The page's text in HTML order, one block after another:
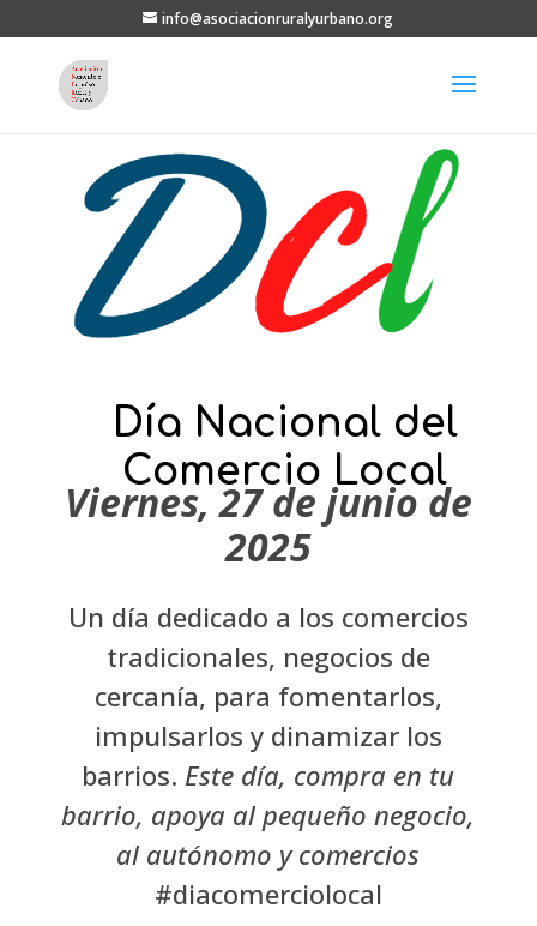
info@asociacionruralyurbano.org
Día Nacional del
Comercio Local
Viernes, 27 de junio de
2025
Un día dedicado a los comercios
tradicionales, negocios de
cercanía, para fomentarlos,
impulsarlos y dinamizar los
barrios. Este día, compra en tu
barrio, apoya al pequeño negocio,
al autónomo y comercios
#diacomerciolocal